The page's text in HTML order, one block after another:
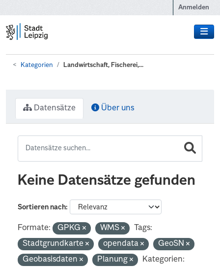
Anmelden
Kategorien Landwirtschaft, Fischerei,...
Datensätze Über uns
Keine Datensätze gefunden
Sortieren nach
Formate: GPKG WMS
Tags:
Stadtgrundkarte
opendata
GeoSN
Geobasisdaten
Planung
Kategorien: